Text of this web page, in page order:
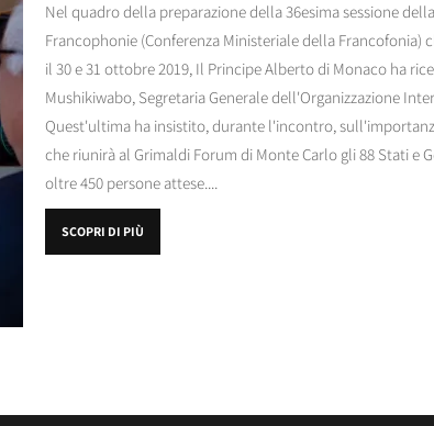
Nel quadro della preparazione della 36esima sessione
Francophonie (Conferenza Ministeriale della Francofonia)
il 30 e 31 ottobre 2019, Il Principe Alberto di Monaco ha
Mushikiwabo, Segretaria Generale dell'Organizzazione
Quest'ultima ha insistito, durante l'incontro,
che riunirà al Grimaldi Forum di Monte Carlo gli 88 Stati e
oltre 450 persone attese....
SCOPRI DI PIÙ